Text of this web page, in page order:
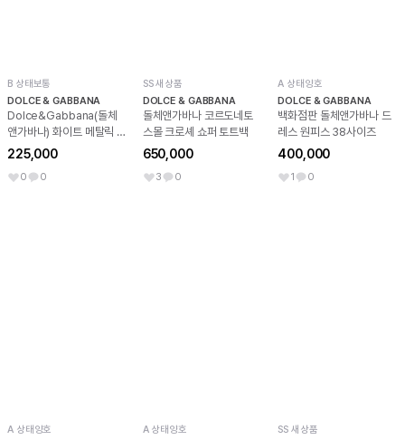
B 상태보통
DOLCE & GABBANA
Dolce&Gabbana(돌체
앤가바나) 화이트 메탈릭 퍼
플 포르토피나 로고마니아
여성 스니커즈aa65844
225,000
0 0
SS 새상품
DOLCE & GABBANA
돌체앤가바나 코르도네토
스몰 크로셰 쇼퍼 토트백
650,000
3 0
A 상태양호
DOLCE & GABBANA
백화점판 돌체앤가바나 드
레스 원피스 38사이즈
400,000
1 0
A 상태양호
A 상태양호
SS 새상품